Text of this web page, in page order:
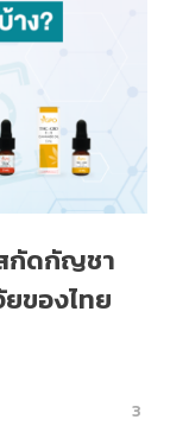
สกัดกัญชา
ยของไทย
3